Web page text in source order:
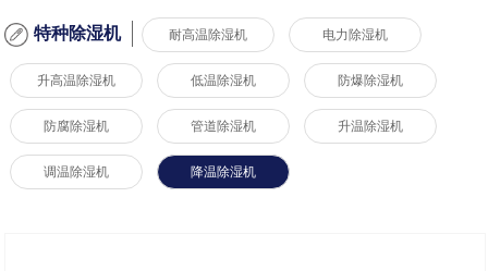
特种除湿机 耐高温除湿机 电力除湿机
升高温除湿机 低温除湿机 防爆除湿机
防腐除湿机 管道除湿机 升温除湿机
调温除湿机 降温除湿机